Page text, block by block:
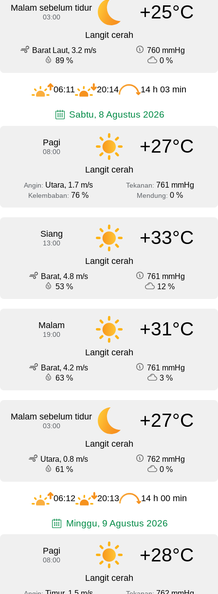
Malam sebelum tidur
03:00 +25°C
Langit cerah
Barat Laut, 3.2 m/s
760 mmHg
89 %
0 %
06:11 20:14 14 h 03 min
Sabtu, 8 Agustus 2026
Pagi
08:00 +27°C
Langit cerah
Angin: Utara, 1.7 m/s Tekanan: 761 mmHg
Kelembaban: 76 % Mendung: 0 %
Siang
13:00 +33°C
Langit cerah
Barat, 4.8 m/s
761 mmHg
53 %
12 %
Malam
19:00 +31°C
Langit cerah
Barat, 4.2 m/s
761 mmHg
63 %
3 %
Malam sebelum tidur
03:00 +27°C
Langit cerah
Utara, 0.8 m/s
762 mmHg
61 %
0 %
06:12 20:13 14 h 00 min
Minggu, 9 Agustus 2026
Pagi
08:00 +28°C
Langit cerah